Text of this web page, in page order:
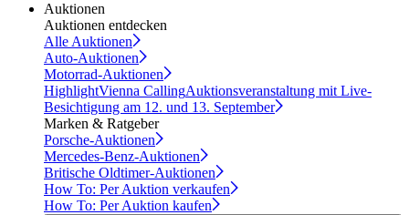
Auktionen
Auktionen entdecken
Alle Auktionen
Auto-Auktionen
Motorrad-Auktionen
HighlightVienna CallingAuktionsveranstaltung mit Live-
Besichtigung am 12. und 13. September
Marken & Ratgeber
Porsche-Auktionen
Mercedes-Benz-Auktionen
Britische Oldtimer-Auktionen
How To: Per Auktion verkaufen
How To: Per Auktion kaufen